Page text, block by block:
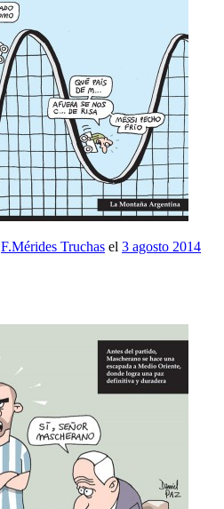
F.Mérides Truchas el 3 agosto 2014